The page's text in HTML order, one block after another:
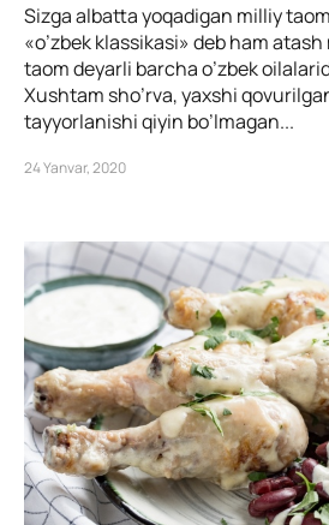
Sizga albatta yoqadigan milliy
«o’zbek klassikasi» deb ham
taom deyarli barcha o’zbek
Xushtam sho’rva, yaxshi
tayyorlanishi qiyin bo’lmagan...
24 Yanvar, 2020